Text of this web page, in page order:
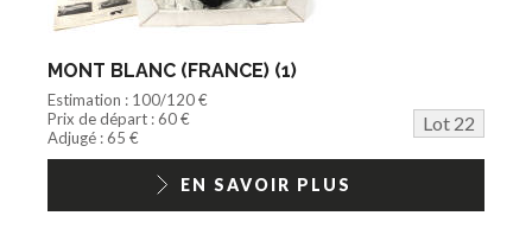
MONT BLANC (FRANCE) (1)
Estimation : 100/120 €
Prix de départ : 60 €
Lot 22
Adjugé : 65 €
EN SAVOIR PLUS